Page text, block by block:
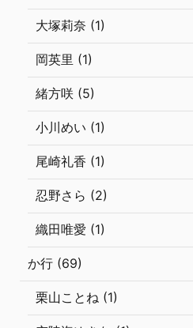
大塚莉奈 (1)
岡英里 (1)
緒方咲 (5)
小川めい (1)
尾崎礼香 (1)
忍野さら (2)
織田唯愛 (1)
か行 (69)
栗山ことね (1)